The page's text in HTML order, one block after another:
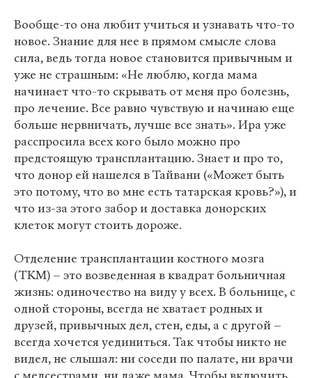
Вообще-то она любит учиться и узнавать что-то
новое. Знание для нее в прямом смысле слова
сила, ведь тогда новое становится привычным и
уже не страшным: «Не люблю, когда мама
начинает что-то скрывать от меня про болезнь,
про лечение. Все равно чувствую и начинаю еще
больше нервничать, лучше все знать». Ира уже
расспросила всех кого было можно про
предстоящую трансплантацию. Знает и про то,
что донор ей нашелся в Тайвани («Может быть
это потому, что во мне есть татарская кровь?»), и
что из-за этого забор и доставка донорских
клеток могут стоить дороже.
Отделение трансплантации костного мозга
(ТКМ) – это возведенная в квадрат больничная
жизнь: одиночество на виду у всех. В больнице, с
одной стороны, всегда не хватает родных и
друзей, привычных дел, стен, еды, а с другой –
всегда хочется уединиться. Так чтобы никто не
видел, не слышал: ни соседи по палате, ни врачи